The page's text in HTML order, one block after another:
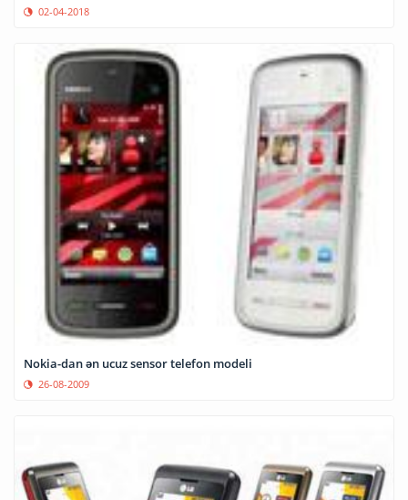
02-04-2018
Nokia-dan ən ucuz sensor telefon modeli
26-08-2009